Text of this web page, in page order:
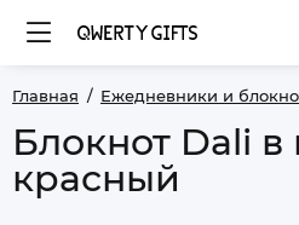
Главная Ежедневники и
Блокнот Dali в
красный